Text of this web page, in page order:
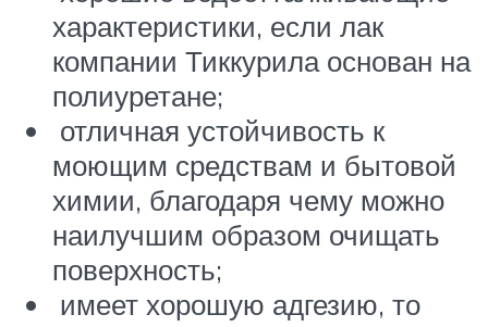
характеристики, если лак
компании Тиккурила основан на
полиуретане;
отличная устойчивость к
моющим средствам и бытовой
химии, благодаря чему можно
наилучшим образом очищать
поверхность;
имеет хорошую адгезию, то